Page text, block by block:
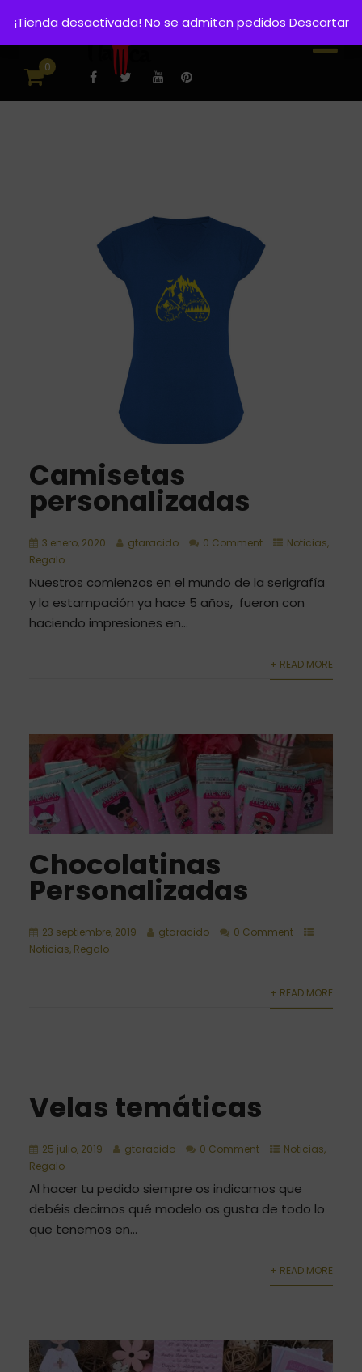
0
Camisetas
personalizadas
3 enero, 2020 gtaracido 0 Comment Noticias,
Regalo
Nuestros comienzos en el mundo de la serigrafía
y la estampación ya hace 5 años, fueron con
haciendo impresiones en...
+ READ MORE
Chocolatinas
Personalizadas
23 septiembre, 2019 gtaracido
0 Comment
Noticias, Regalo
+ READ MORE
Velas temáticas
25 julio, 2019 gtaracido 0 Comment Noticias,
Regalo
Al hacer tu pedido siempre os indicamos que
debéis decirnos qué modelo os gusta de todo lo
que tenemos en...
+ READ MORE
¡Tienda desactivada! No se admiten pedidos Descartar